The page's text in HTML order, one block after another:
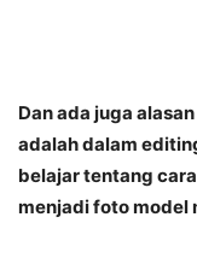
Dan ada juga
adalah dalam
belajar tentang
menjadi foto model